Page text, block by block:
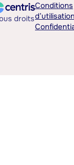
droits
Conditions